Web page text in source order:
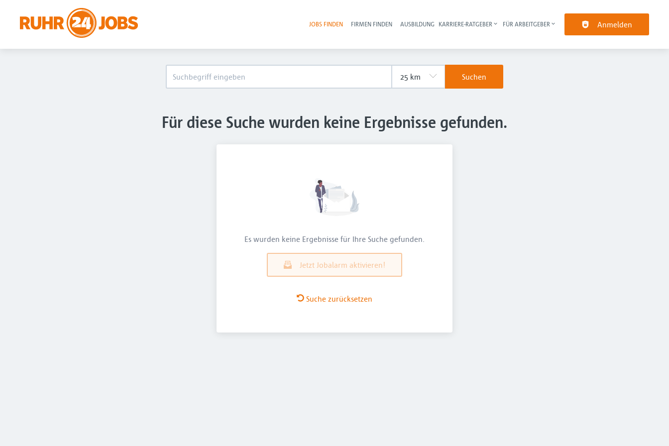
Haupt-Navigation
JOBS FINDEN FIRMEN FINDEN AUSBILDUNG KARRIERE-RATGEBER FÜR ARBEITGEBER Anmelden
Suchen
Für diese Suche wurden keine Ergebnisse gefunden.
Es wurden keine Ergebnisse für Ihre Suche gefunden.
Jetzt Jobalarm aktivieren!
Suche zurücksetzen